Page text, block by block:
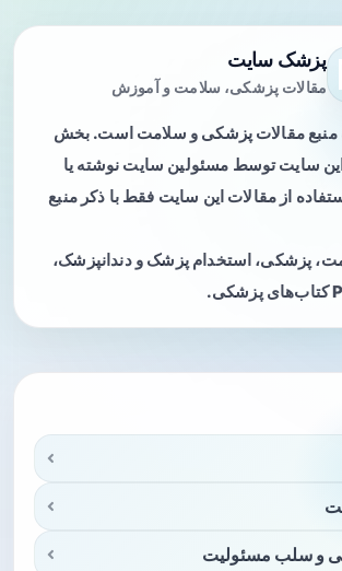
پزشک سایت
مقالات پزشکی، سلامت و آموزش
مقالات پزشکی و سلامت است. بخش
این سایت توسط مسئولین سایت نوشته یا
از مقالات این سایت فقط با ذکر منبع
پزشکی، استخدام پزشک و دندانپزشک،
و سلب مسئولیت